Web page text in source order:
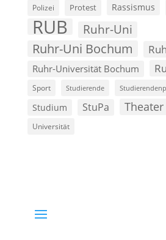
Polizei Protest Rassismus
RUB Ruhr-Uni
Ruhr-Uni Bochum
Ruhr-Universität Bochum
Sport Studierende
Studium StuPa Theater
Universität